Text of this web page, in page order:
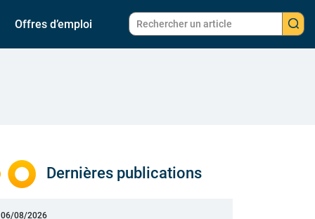
Offres d’emploi
Dernières publications
06/08/2026